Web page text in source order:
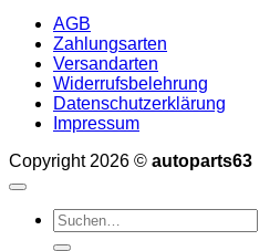
AGB
Zahlungsarten
Versandarten
Widerrufsbelehrung
Datenschutzerklärung
Impressum
Copyright 2026 © autoparts63
Suchen
nach: